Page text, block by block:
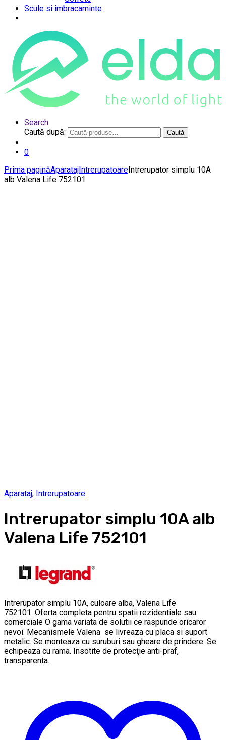
Scule si imbracaminte
Search
Caută după:
Caută
0
Prima paginăAparatajIntrerupatoareIntrerupator simplu 10A
alb Valena Life 752101
Aparataj, Intrerupatoare
Intrerupator simplu 10A alb
Valena Life 752101
Intrerupator simplu 10A, culoare alba, Valena Life
752101. Oferta completa pentru spatii rezidentiale sau
comerciale O gama variata de solutii ce raspunde oricaror
nevoi. Mecanismele Valena se livreaza cu placa si suport
metalic. Se monteaza cu suruburi sau gheare de prindere. Se
echipeaza cu rama. Insotite de protecţie anti-praf,
transparenta.